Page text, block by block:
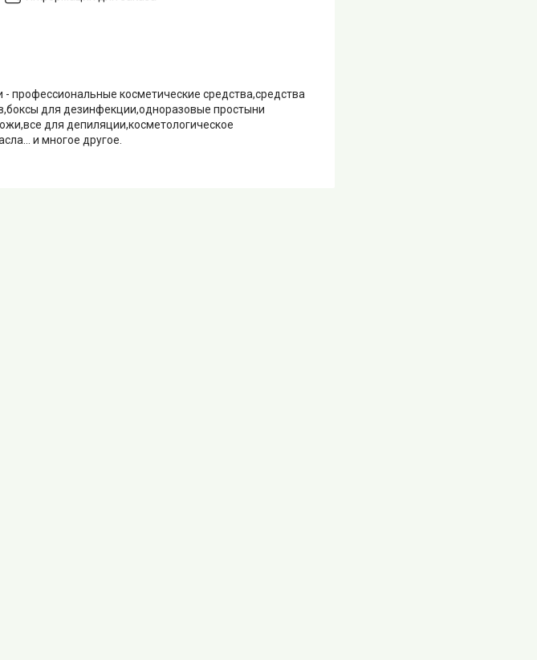
профессиональные косметические средства,средства
для дезинфекции,одноразовые простыни
для депиляции,косметологическое
и многое другое.